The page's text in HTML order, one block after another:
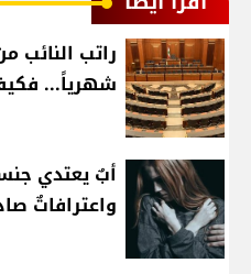
شهرياً...
أبٌ يعتدي
واعترافاتٌ